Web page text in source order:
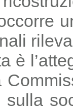
è